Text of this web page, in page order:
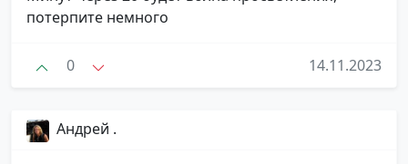
потерпите немного
0 14.11.2023
Андрей .